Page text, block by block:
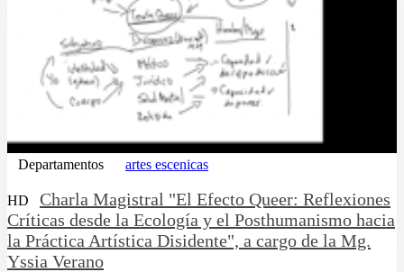
Departamentos artes escenicas
HD
Charla Magistral "El Efecto Queer: Reflexiones
Críticas desde la Ecología y el Posthumanismo hacia
la Práctica Artística Disidente", a cargo de la Mg.
Yssia Verano